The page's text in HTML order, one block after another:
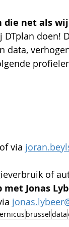
die net als
DTplan doen!
data,
of via
of
met Jonas
brusseldata